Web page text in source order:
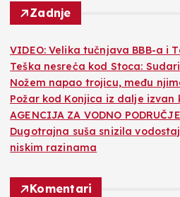
Zadnje
VIDEO: Velika tučnjava BBB-a i
Teška nesreća kod Stoca:
Nožem napao trojicu, među
Požar kod Konjica iz dalje izvan
AGENCIJA ZA VODNO
Dugotrajna suša snizila
niskim razinama
Komentari